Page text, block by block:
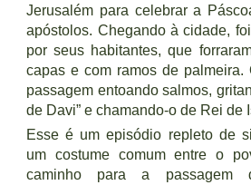
Jerusalém para celebrar a
apóstolos. Chegando à cidade,
por seus habitantes, que
capas e com ramos de palmeira.
passagem entoando salmos,
de Davi” e chamando-o de Rei de
Esse é um episódio repleto de
um costume comum entre o
caminho para a passagem